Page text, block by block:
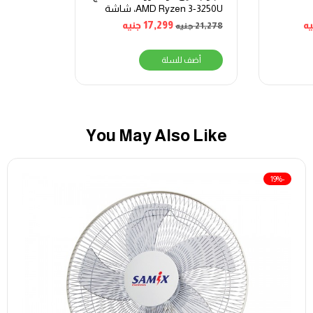
AMD Ryzen 3-3250U، شاشة
AMD Radeon، أوبونتو – أسود
21,278جنيه 17,299جنيه
أضف للسلة
You May Also Like
-19%